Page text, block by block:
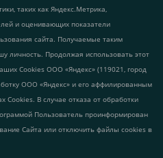
таких как Яндекс.Метрика,
и оценивающих показатели
сайта. Получаемые таким
личность. Продолжая использовать этот
Cookies ООО «Яндекс» (119021, город
ООО «Яндекс» и его аффилированным
В случае отказа от обработки
Пользователь проинформирован
Сайта или отключить файлы cookies в